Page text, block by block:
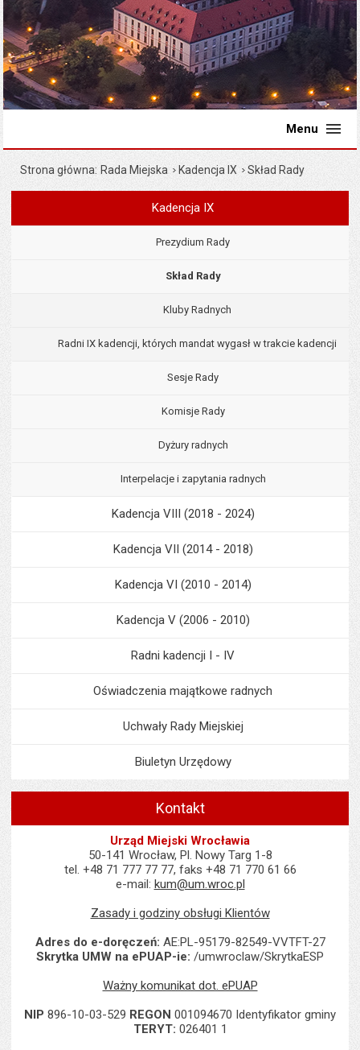
Menu
Strona główna Rada Miejska Kadencja IX Skład Rady
Menu
Kadencja IX
Prezydium Rady
Skład Rady
Kluby Radnych
Radni IX kadencji, których mandat wygasł w trakcie kadencji
Sesje Rady
Komisje Rady
Dyżury radnych
Interpelacje i zapytania radnych
Kadencja VIII (2018 - 2024)
Kadencja VII (2014 - 2018)
Kadencja VI (2010 - 2014)
Kadencja V (2006 - 2010)
Radni kadencji I - IV
Oświadczenia majątkowe radnych
Uchwały Rady Miejskiej
Biuletyn Urzędowy
Kontakt
Urząd Miejski Wrocławia
50-141 Wrocław, Pl. Nowy Targ 1-8
tel. +48 71 777 77 77, faks +48 71 770 61 66
e-mail: kum@um.wroc.pl
Zasady i godziny obsługi Klientów
Adres do e-doręczeń: AE:PL-95179-82549-VVTFT-27
Skrytka UMW na ePUAP-ie: /umwroclaw/SkrytkaESP
Ważny komunikat dot. ePUAP
NIP 896-10-03-529 REGON 001094670 Identyfikator gminy
TERYT: 026401 1